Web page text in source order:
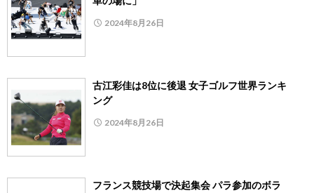
2024年8月26日
古江彩佳は8位に後退 女子ゴルフ世界ランキ
ング
2024年8月26日
フランス競技場で決起集会 パラ参加のボラ